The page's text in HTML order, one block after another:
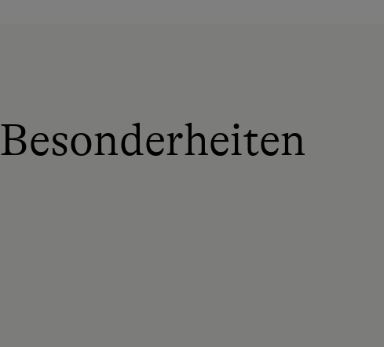
Besonderheiten